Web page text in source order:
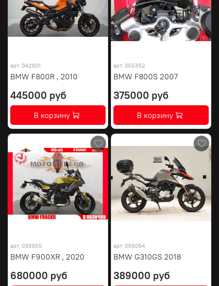
арт. 042901
BMW F800R , 2010
445000 руб
В корзину
арт. 055352
BMW F800S 2007
375000 руб
В корзину
арт. 038655
BMW F900XR , 2020
680000 руб
арт. 056064
BMW G310GS 2018
389000 руб